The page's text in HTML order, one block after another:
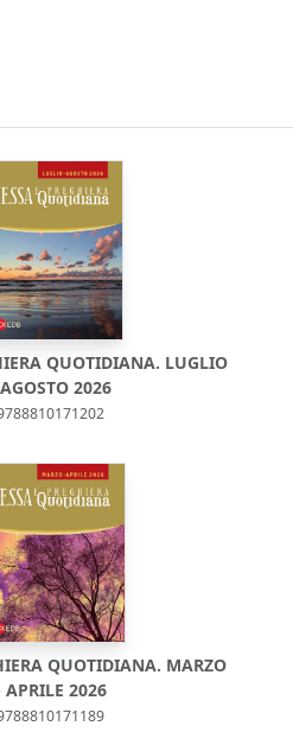
QUOTIDIANA. LUGLIO
2026
QUOTIDIANA. MARZO
APRILE 2026